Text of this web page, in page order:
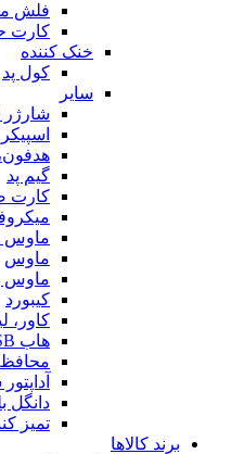
فلش
کارت
خنک کننده
کول پد
سایر
اسپیکر
گیم پد
کارت
ماوس
ماوس
ماوس
کیبورد
کاور،
هاب USB
دانگل
تمیز
برند کالاها